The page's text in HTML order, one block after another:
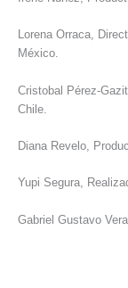
Lorena Orraca,
México.
Cristobal Pérez-
Chile.
Diana Revelo,
Yupi Segura,
Gabriel Gustavo